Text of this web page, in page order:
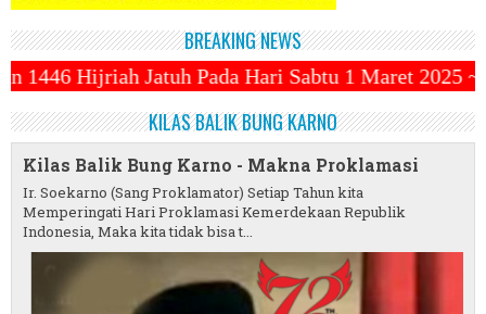
BREAKING NEWS
Hari Sabtu 1 Maret 2025 ~||~ 1 Syawal Jatuh
KILAS BALIK BUNG KARNO
Kilas Balik Bung Karno - Makna Proklamasi
Ir. Soekarno (Sang Proklamator) Setiap Tahun kita
Memperingati Hari Proklamasi Kemerdekaan Republik
Indonesia, Maka kita tidak bisa t...